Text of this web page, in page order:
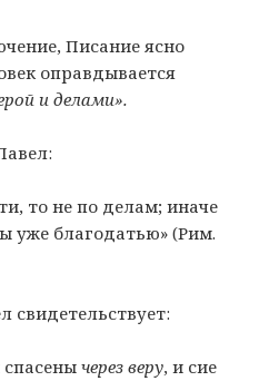
Писание ясно
оправдывается
и делами».
то не по делам; иначе
уже благодатью» (Рим.
свидетельствует:
спасенычерез веру, и сие